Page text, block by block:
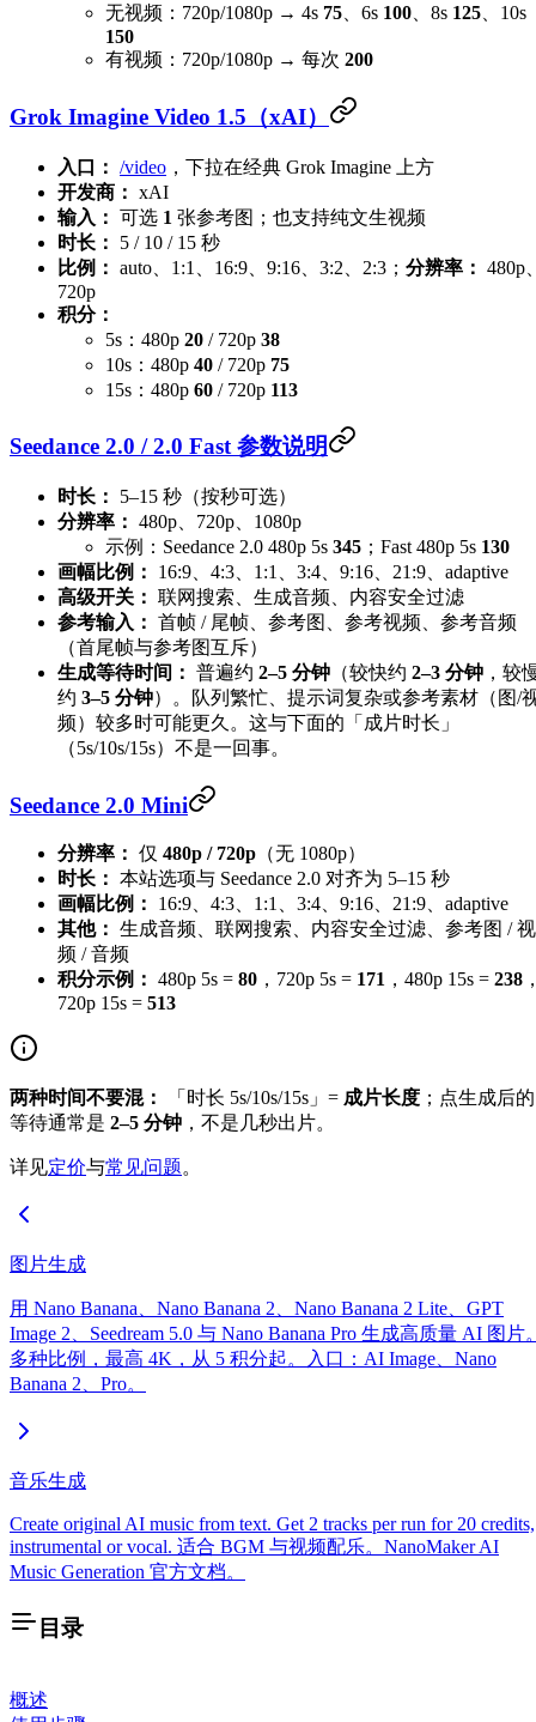
无视频：720p/1080p → 4s 75 、6s 100 、8s 125 、10s
150
有视频：720p/1080p → 每次 200
Grok Imagine Video 1.5（xAI）
入口： /video ，下拉在经典 Grok Imagine 上方
开发商： xAI
输入： 可选 1 张参考图；也支持纯文生视频
时长：
5 / 10 / 15 秒
比例： auto、1:1、16:9、9:16、3:2、2:3； 分辨率： 480p
720p
积分：
5s：480p 20 / 720p 38
10s：480p 40 / 720p 75
15s：480p 60 / 720p 113
Seedance 2.0 / 2.0 Fast 参数说明
时长：
5–15 秒（按秒可选）
分辨率： 480p、720p、1080p
示例：Seedance 2.0 480p 5s 345 ；Fast 480p 5s 130
画幅比例：
16:9、4:3、1:1、3:4、9:16、21:9、adaptive
高级开关： 联网搜索、生成音频、内容安全过滤
参考输入： 首帧 / 尾帧、参考图、参考视频、参考音频
（首尾帧与参考图互斥）
生成等待时间： 普遍约 2–5 分钟 （较快约 2–3 分钟 ，较
约 3–5 分钟）。队列繁忙、提示词复杂或参考素材（图/
频）较多时可能更久。这与下面的「成片时长」
（5s/10s/15s）不是一回事。
Seedance 2.0 Mini
分辨率： 仅 480p / 720p （无 1080p）
时长： 本站选项与 Seedance 2.0 对齐为 5–15 秒
画幅比例：
16:9、4:3、1:1、3:4、9:16、21:9、adaptive
其他： 生成音频、联网搜索、内容安全过滤、参考图 / 视
频 / 音频
积分示例： 480p 5s = 80 ，720p 5s = 171 ，480p 15s = 238
720p 15s = 513
两种时间不要混： 「时长 5s/10s/15s」= 成片长度 ；点生成后的
等待通常是 2–5 分钟 ，不是几秒出片。
详见定价与常见问题。
图片生成
用 Nano Banana、Nano Banana 2、Nano Banana 2 Lite、GPT
Image 2、Seedream 5.0 与 Nano Banana Pro 生成高质量 AI 图片
多种比例，最高 4K，从 5 积分起。入口：AI Image、Nano
Banana 2、Pro。
音乐生成
Create original AI music from text. Get 2 tracks per run for 20 credits,
instrumental or vocal. 适合 BGM 与视频配乐。NanoMaker AI
Music Generation 官方文档。
目录
概述